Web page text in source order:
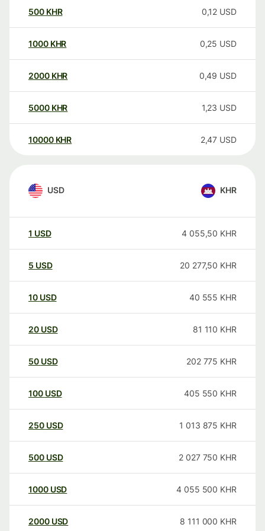
500 KHR 0,12 USD
1000 KHR 0,25 USD
2000 KHR 0,49 USD
5000 KHR 1,23 USD
10000 KHR 2,47 USD
USD KHR
1 USD 4 055,50 KHR
5 USD 20 277,50 KHR
10 USD 40 555 KHR
20 USD 81 110 KHR
50 USD 202 775 KHR
100 USD 405 550 KHR
250 USD 1 013 875 KHR
500 USD 2 027 750 KHR
1000 USD 4 055 500 KHR
2000 USD 8 111 000 KHR